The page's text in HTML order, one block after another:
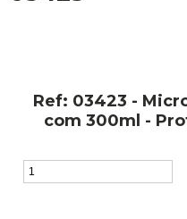
Ref: 03423 -
com 300ml -